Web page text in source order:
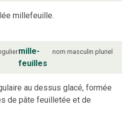
millefeuille.
mille-
feuilles
nom masculin pluriel
au dessus glacé, formée
de pâte feuilletée et de